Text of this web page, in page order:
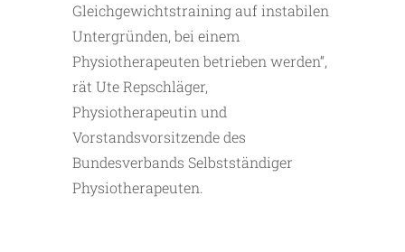
Gleichgewichtstraining auf instabilen
Untergründen, bei einem
Physiotherapeuten betrieben werden“,
rät Ute Repschläger,
Physiotherapeutin und
Vorstandsvorsitzende des
Bundesverbands Selbstständiger
Physiotherapeuten.